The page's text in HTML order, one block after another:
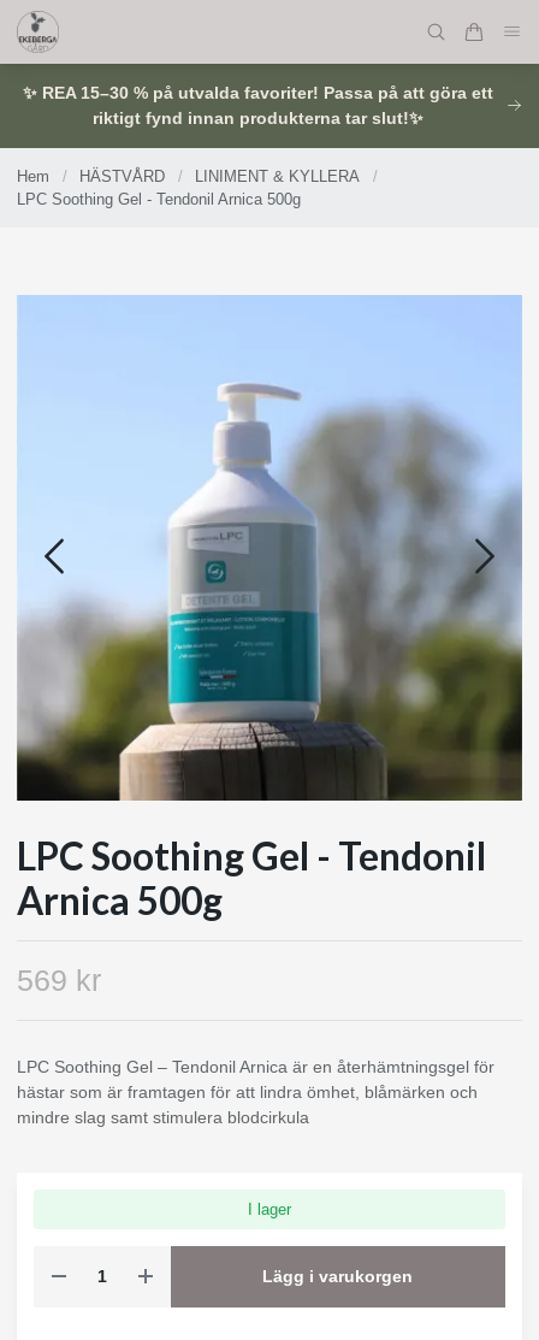
✨ REA 15–30 % på utvalda favoriter! Passa på att göra ett
riktigt fynd innan produkterna tar slut!✨
Hem / HÄSTVÅRD / LINIMENT & KYLLERA
/
LPC Soothing Gel - Tendonil Arnica 500g
LPC Soothing Gel - Tendonil
Arnica 500g
569 kr
LPC Soothing Gel – Tendonil Arnica är en återhämtningsgel för
hästar som är framtagen för att lindra ömhet, blåmärken och
mindre slag samt stimulera blodcirkula
I lager
Lägg i varukorgen